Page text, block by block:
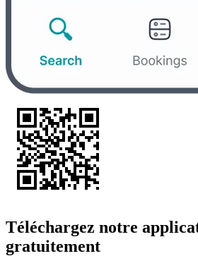
Téléchargez notre
gratuitement